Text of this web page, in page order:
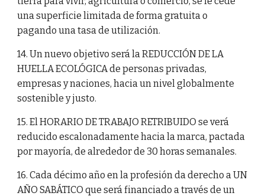
una superficie limitada de forma gratuita o
pagando una tasa de utilización.
14. Un nuevo objetivo será la REDUCCIÓN DE LA
HUELLA ECOLÓGICA de personas privadas,
empresas y naciones, hacia un nivel globalmente
sostenible y justo.
15. El HORARIO DE TRABAJO RETRIBUIDO se verá
reducido escalonadamente hacia la marca, pactada
por mayoría, de alrededor de 30 horas semanales.
16. Cada décimo año en la profesión da derecho a UN
AÑO SABÁTICO que será financiado a través de un